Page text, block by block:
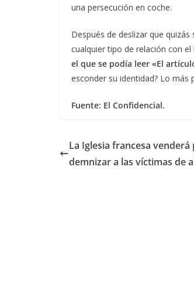
una persecución en coche.
Después de deslizar que
cualquier tipo de relación con el
el que se podía leer «El
esconder su identidad? Lo más
Fuente: El Confidencial.
La Iglesia francesa
demnizar a las víctimas de